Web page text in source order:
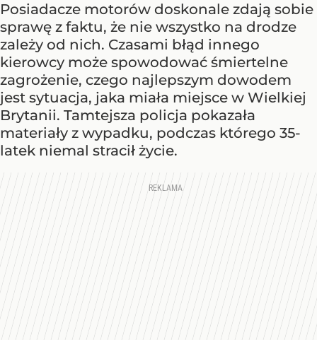
Posiadacze motorów doskonale zdają sobie
sprawę z faktu, że nie wszystko na drodze
zależy od nich. Czasami błąd innego
kierowcy może spowodować śmiertelne
zagrożenie, czego najlepszym dowodem
jest sytuacja, jaka miała miejsce w Wielkiej
Brytanii. Tamtejsza policja pokazała
materiały z wypadku, podczas którego 35-
latek niemal stracił życie.